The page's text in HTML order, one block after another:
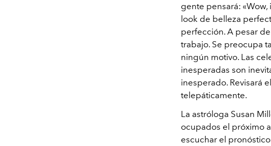
gente pensará:
look de belleza
perfección. A pesar
trabajo. Se preocupa
ningún motivo. Las
inesperadas son
inesperado. Revisará
telepáticamente.
La astróloga Susan
ocupados el próximo
escuchar el